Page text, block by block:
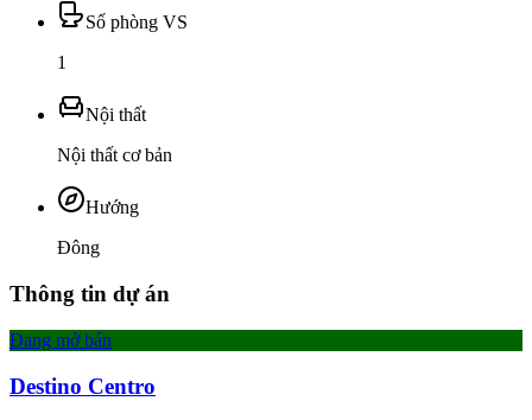
Số phòng VS
1
Nội thất
Nội thất cơ bản
Hướng
Đông
Thông tin dự án
Đang mở bán
Destino Centro